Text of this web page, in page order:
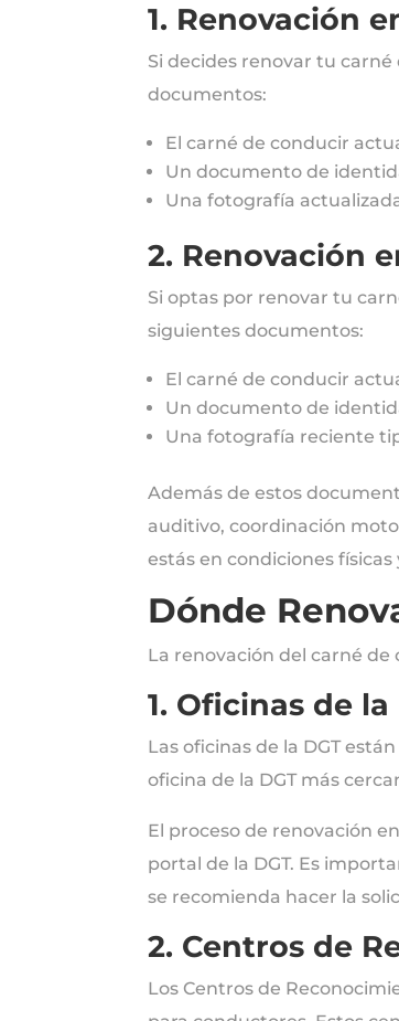
1. Renovación
Si decides renovar tu
documentos:
El carné de conducir
Un documento de
Una fotografía
2. Renovación
Si optas por renovar tu
siguientes documentos:
El carné de conducir
Un documento de
Una fotografía reciente
Además de estos
auditivo, coordinación
estás en condiciones
Dónde
La renovación del carné de
1. Oficinas de
Las oficinas de la DGT
oficina de la DGT más
El proceso de renovación
portal de la DGT. Es
se recomienda hacer la
2. Centros de
Los Centros de